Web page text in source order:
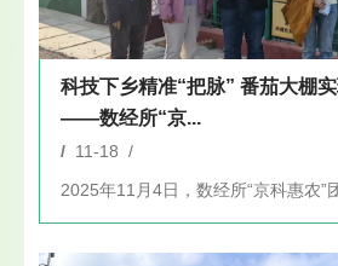
科技下乡精准“把脉” 番茄大棚
——数经所“京...
/ 11-18 /